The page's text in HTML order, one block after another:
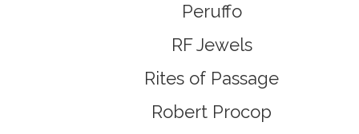
Peruffo
RF Jewels
Rites of Passage
Robert Procop